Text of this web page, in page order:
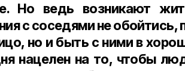
Но ведь возникают
с соседями не обойтись,
но и быть с ними в
нацелен на то, чтобы